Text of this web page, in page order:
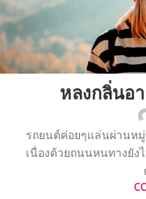
หลงกลิ่นอ
รถยนต์ค่อยๆแล่นผ่านหมู่
เนื่องด้วยถนนหนทางยัง